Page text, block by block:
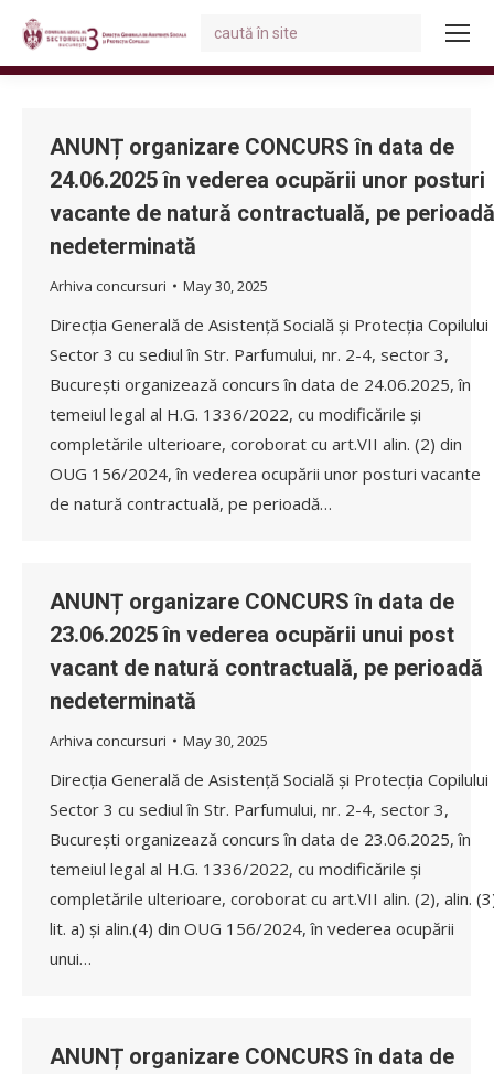
Search:
ANUNȚ organizare CONCURS în data de
24.06.2025 în vederea ocupării unor posturi
vacante de natură contractuală, pe perioadă
nedeterminată
Arhiva concursuri May 30, 2025
Direcția Generală de Asistență Socială și Protecția Copilului
Sector 3 cu sediul în Str. Parfumului, nr. 2-4, sector 3,
București organizează concurs în data de 24.06.2025, în
temeiul legal al H.G. 1336/2022, cu modificările și
completările ulterioare, coroborat cu art.VII alin. (2) din
OUG 156/2024, în vederea ocupării unor posturi vacante
de natură contractuală, pe perioadă…
ANUNȚ organizare CONCURS în data de
23.06.2025 în vederea ocupării unui post
vacant de natură contractuală, pe perioadă
nedeterminată
Arhiva concursuri May 30, 2025
Direcția Generală de Asistență Socială și Protecția Copilului
Sector 3 cu sediul în Str. Parfumului, nr. 2-4, sector 3,
București organizează concurs în data de 23.06.2025, în
temeiul legal al H.G. 1336/2022, cu modificările și
completările ulterioare, coroborat cu art.VII alin. (2), alin.
lit. a) și alin.(4) din OUG 156/2024, în vederea ocupării
unui…
ANUNȚ organizare CONCURS în data de